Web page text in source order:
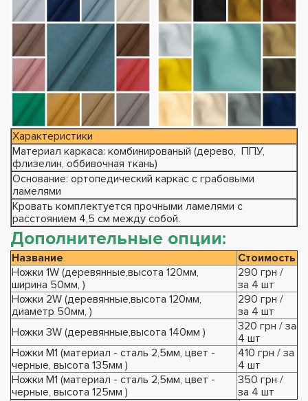
Характеристики
Материал каркаса: комбинированый (дерево, ППУ,
флизелин, оббивочная ткань)
Основание: ортопедический каркас с грабовыми
ламелями
Кровать комплектуется прочными ламелями с
расстоянием 4,5 см между собой.
Дополнительные опции:
Название
Стоимость
Ножки 1W (деревянные,высота 120мм,
ширина 50мм, )
290 грн /
за 4 шт
Ножки 2W (деревянные,высота 120мм,
диаметр 50мм, )
290 грн /
за 4 шт
Ножки 3W (деревянные,высота 140мм )
320 грн / за
4 шт
Ножки М1 (материал - сталь 2,5мм, цвет -
черные, высота 135мм )
410 грн / за
4 шт
Ножки М1 (материал - сталь 2,5мм, цвет -
черные, высота 125мм )
350 грн /
за 4 шт